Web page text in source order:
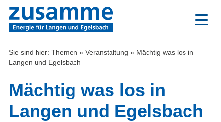
Zum
Inhalt
Sie sind hier: Themen » Veranstaltung » Mächtig was los in
Langen und Egelsbach
Mächtig was los in
Langen und Egelsbach